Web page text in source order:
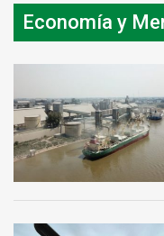
Economía y